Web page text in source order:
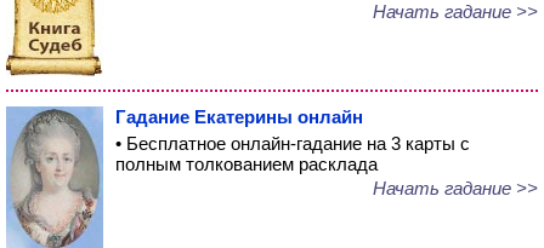
Начать гадание >>
Гадание Екатерины онлайн
• Бесплатное онлайн-гадание на 3 карты с
полным толкованием расклада
Начать гадание >>